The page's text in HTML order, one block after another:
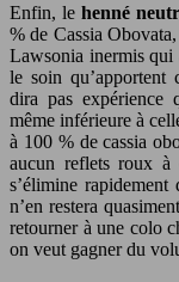
Enfin, le henné
% de Cassia
Lawsonia inermis qui
le soin qu’apportent
dira pas expérience
même inférieure à
à 100 % de cassia
aucun reflets roux
s’élimine
n’en restera
retourner à une colo
on veut gagner du